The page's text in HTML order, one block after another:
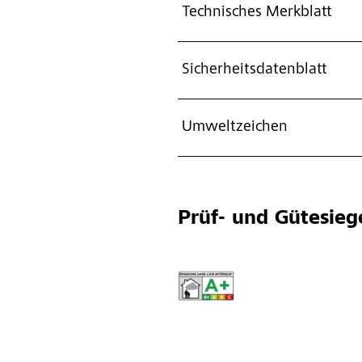
Technisches Merkblatt
Sicherheitsdatenblatt
Umweltzeichen
Prüf- und